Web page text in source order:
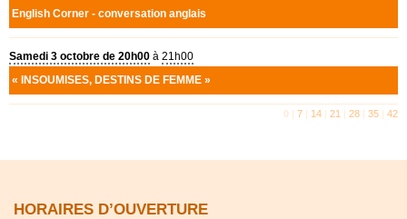
English Corner - conversation anglais
Samedi 3 octobre de 20h00 à 21h00
« INSOUMISES, DESTINS DE FEMME »
0 | 7 | 14 | 21 | 28 | 35 | 42
HORAIRES D’OUVERTURE